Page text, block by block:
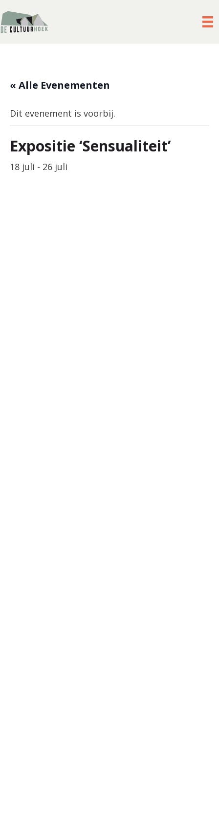
« Alle Evenementen
Dit evenement is voorbij.
Expositie ‘Sensualiteit’
18 juli - 26 juli